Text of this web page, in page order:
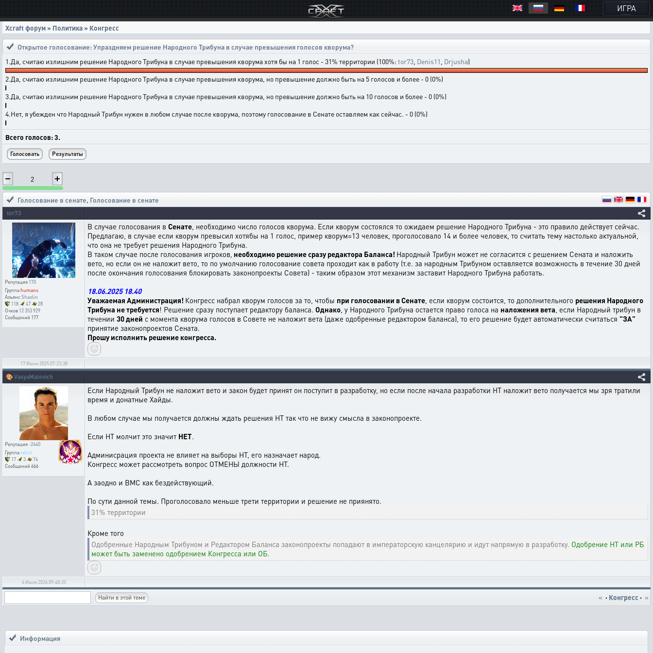
ИГРА
Xcraft форум » Политика » Конгресс
Открытое голосование:Упраздняем решение Народного Трибуна в случае превышения голосов кворума?
1.Да, считаю излишним решение Народного Трибуна в случае превышения кворума хотя бы на 1 голос - 31% территории (100%: tor73 Denis11 Drjusha)
2.Да, считаю излишним решение Народного Трибуна в случае превышения кворума, но превышение должно быть на 5 голосов и более - 0 (0%)
3.Да, считаю излишним решение Народного Трибуна в случае превышения кворума, но превышение должно быть на 10 голосов и более - 0 (0%)
4.Нет, я убежден что Народный Трибун нужен в любом случае после кворума, поэтому голосование в Сенате оставляем как сейчас. - 0 (0%)
Всего голосов: 3.
2
Голосование в сенате, Голосование в сенате
tor73
Репутация 170
Группаhumans
АльянсShaolin
118
47
28
Очков 12 353 929
Сообщений 177
В случае голосования в Сенате, необходимо число голосов кворума. Если кворум состоялся то ожидаем решение Народного Трибуна - это правило действует сейчас.
Предлагаю, в случае если кворум превысил хотябы на 1 голос, пример кворум=13 человек, проголосовало 14 и более человек, то считать тему настолько актуальной,
что она не требует решения Народного Трибуна.
В таком случае после голосования игроков, необходимо решение сразу редактора Баланса! Народный Трибун может не согласится с решением Сената и наложить
вето, но если он не наложит вето, то по умолчанию голосование совета проходит как в работу (т.е. за народным Трибуном оставляется возможность в течение 30 дней
после окончания голосования блокировать законопроекты Совета) - таким образом этот механизм заставит Народного Трибуна работать.
18.06.2025 18.40
Уважаемая Администрация! Конгресс набрал кворум голосов за то, чтобы при голосовании в Сенате, если кворум состоится, то дополнительного решения Народного
Трибуна не требуется! Решение сразу поступает редактору баланса. Однако, у Народного Трибуна остается право голоса на наложения вета, если Народный трибун в
течении 30 дней с момента кворума голосов в Совете не наложит вета (даже одобренные редактором баланса), то его решение будет автоматически считаться "ЗА"
принятие законопроектов Сената.
Прошу исполнить решение конгресса.
17 Июня 2025 07:23:38
🎨 VasyaMalevich
Репутация-2440
Группа relict
17
3
74
Сообщений 666
Если Народный Трибун не наложит вето и закон будет принят он поступит в разработку, но если после начала разработки НТ наложит вето получается мы зря тратили
время и донатные Хайды.
В любом случае мы получается должны ждать решения НТ так что не вижу смысла в законопроекте.
Если НТ молчит это значит НЕТ.
Админисрация проекта не влияет на выборы НТ, его назначает народ.
Конгресс может рассмотреть вопрос ОТМЕНЫ должности НТ.
А заодно и ВМС как бездействующий.
По сути данной темы. Проголосовало меньше трети территории и решение не приянято.
31% территории
Кроме того
Одобренные Народным Трибуном и Редактором Баланса законопроекты попадают в императорскую канцелярию и идут напрямую в разработку. Одобрение НТ или РБ
может быть заменено одобрением Конгресса или ОБ.
6 Июля 2026 09:48:35
« · Конгресс · »
Информация